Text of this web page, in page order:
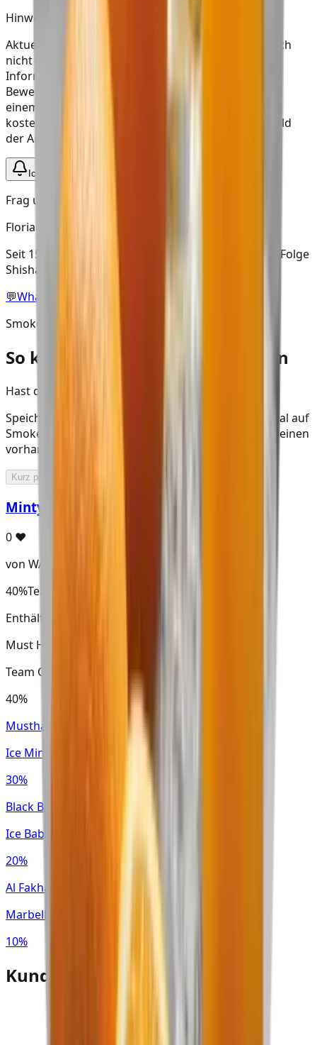
Hinweis
Aktuell kannst du dieses Produkt bei SmokeDex noch
nicht direkt kaufen. Wir listen es trotzdem als
Informationsquelle, damit du Daten, Varianten,
Bewertungen und Community-Infos gesammelt an
einem Ort findest. Bei Interesse kannst du dich
kostenlos eintragen und wir informieren dich, sobald
der Artikel verfügbar ist.
Ich habe Interesse
Frag unseren Shisha Experten
Florian
Seit 15 Jahren in der Shisha Szene aktiv & 5 Jahre in Folge
Shisha Europameister.
💬WhatsApp · 0170 3250234
SmokeDex Mixology
So kannst du Team Oran mischen
Hast du Team Oran zuhause?
Speichere Team Oran in deinem digitalen Tabakregal auf
SmokeDex und wir zeigen dir, welche Mixe du mit deinen
vorhandenen Sorten direkt mischen kannst.
Kurz prüfen ...
Minty Team
0 ♥
von WAGDY
40%Team Oran
Enthält Team Oran
Must H
Team Oran
40%
Musthave
Ice Mint
30%
Black Burn
Ice Baby
20%
Al Fakhamah · Standard Line
Marbella
10%
Kundenbewertungen